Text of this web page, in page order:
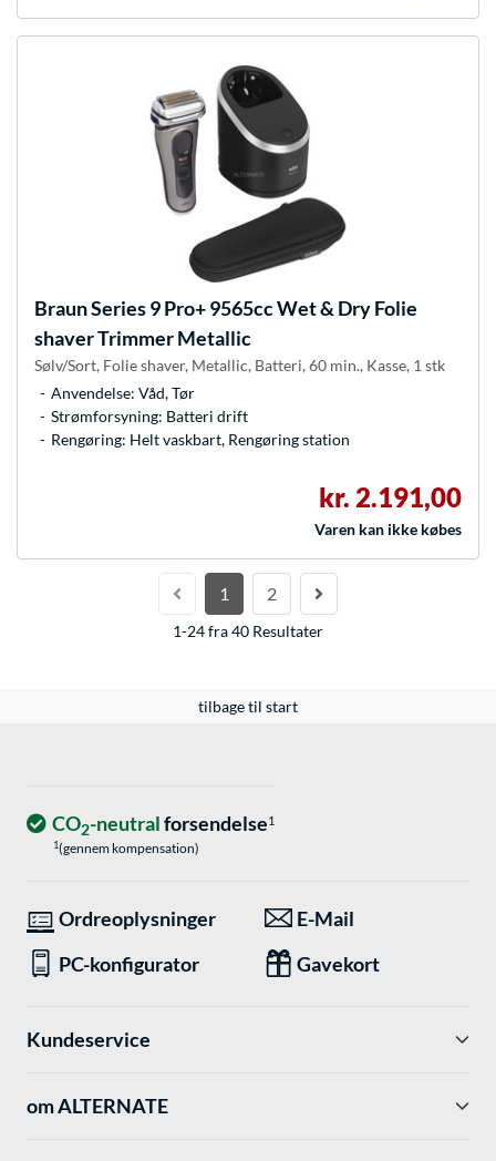
BraunSeries 9 Pro+ 9565cc Wet & Dry Folie
shaver Trimmer Metallic
Sølv/Sort, Folie shaver, Metallic, Batteri, 60 min., Kasse, 1 stk
Anvendelse: Våd, Tør
Strømforsyning: Batteri drift
Rengøring: Helt vaskbart, Rengøring station
kr. 2.191,00
Varen kan ikke købes
1 2
1-24 fra 40 Resultater
tilbage til start
CO2-neutralforsendelse1
1(gennem kompensation)
Ordreoplysninger
E-Mail
PC-konfigurator
Gavekort
Kundeservice
om ALTERNATE